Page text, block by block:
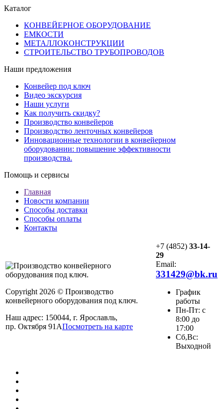
Каталог
КОНВЕЙЕРНОЕ ОБОРУДОВАНИЕ
ЕМКОСТИ
МЕТАЛЛОКОНСТРУКЦИИ
СТРОИТЕЛЬСТВО ТРУБОПРОВОДОВ
Наши предложения
Конвейер под ключ
Видео экскурсия
Наши услуги
Как получить скидку?
Производство конвейеров
Производство ленточных конвейеров
Инновационные технологии в конвейерном
оборудовании: повышение эффективности
производства.
Помощь и сервисы
Главная
Новости компании
Способы доставки
Способы оплаты
Контакты
Copyright 2026 © Производство
конвейерного оборудования под ключ.
Наш адрес: 150044, г. Ярославль,
пр. Октября 91АПосмотреть на карте
+7 (4852) 33-14-
29
Email:
331429@bk.ru
График
работы
Пн-Пт: с
8:00 до
17:00
Сб,Вс:
Выходной